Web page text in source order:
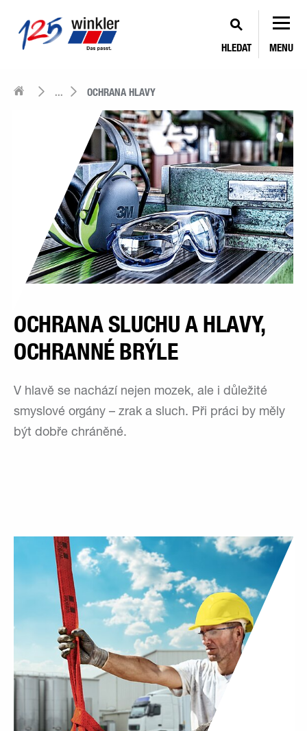
HLEDAT MENU
... OCHRANA HLAVY
OCHRANA SLUCHU A HLAVY,
OCHRANNÉ BRÝLE
V hlavě se nachází nejen mozek, ale i důležité
smyslové orgány – zrak a sluch. Při práci by měly
být dobře chráněné.